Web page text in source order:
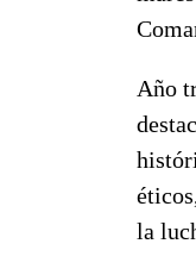
Año
la